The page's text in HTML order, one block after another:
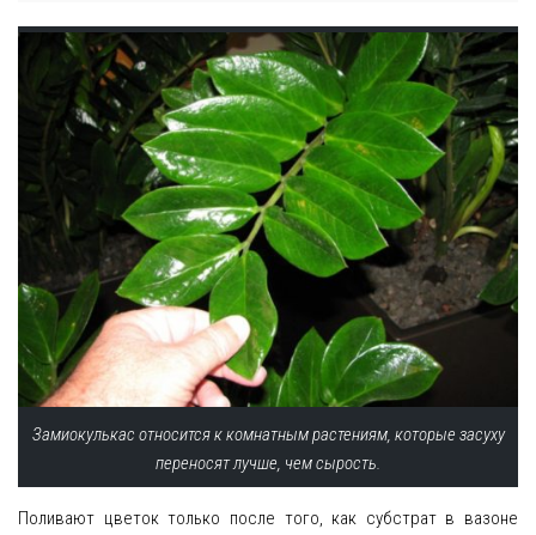
Замиокулькас относится к комнатным растениям, которые засуху
переносят лучше, чем сырость.
Поливают цветок только после того, как субстрат в вазоне